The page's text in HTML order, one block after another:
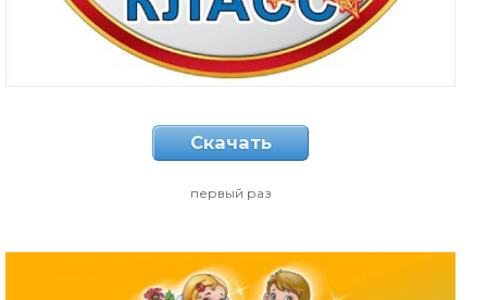
Скачать
первый раз